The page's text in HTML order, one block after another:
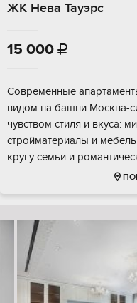
ЖК Нева Тауэрс
15 000 
Современные
видом на башни Москва-
чувством стиля и вкуса:
стройматериалы и
кругу семьи и